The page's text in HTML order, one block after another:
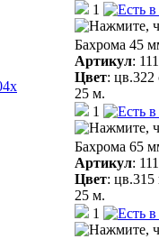
1
Бахрома 45
Артикул:
Цвет: цв.322
25 м.
1
Бахрома 65
Артикул:
Цвет: цв.315
25 м.
1